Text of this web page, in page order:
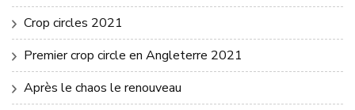
Crop circles 2021
Premier crop circle en Angleterre 2021
Après le chaos le renouveau